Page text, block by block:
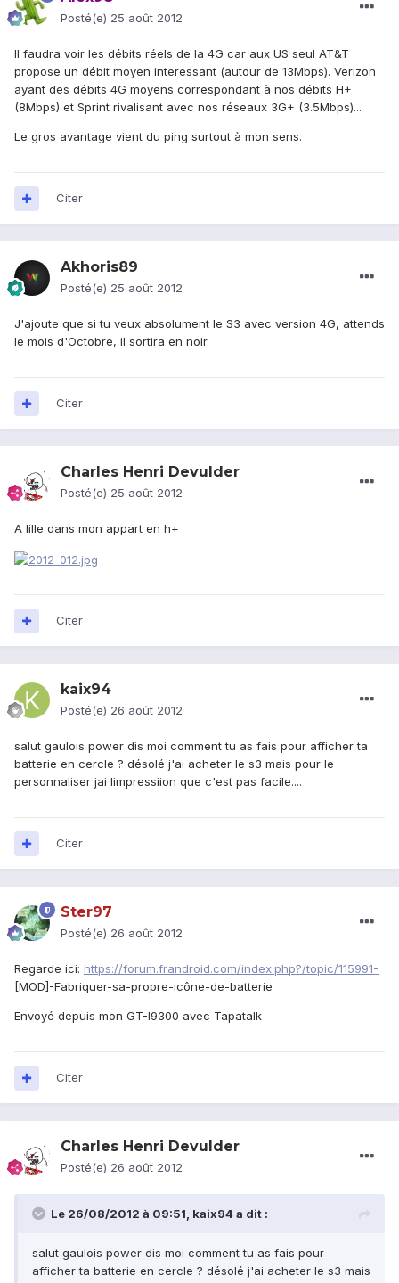
Posté(e) 25 août 2012
Il faudra voir les débits réels de la 4G car aux US seul AT&T
propose un débit moyen interessant (autour de 13Mbps). Verizon
ayant des débits 4G moyens correspondant à nos débits H+
(8Mbps) et Sprint rivalisant avec nos réseaux 3G+ (3.5Mbps)...
Le gros avantage vient du ping surtout à mon sens.
Citer
Akhoris89
Posté(e) 25 août 2012
J'ajoute que si tu veux absolument le S3 avec version 4G, attends
le mois d'Octobre, il sortira en noir
Citer
Charles Henri Devulder
Posté(e) 25 août 2012
A lille dans mon appart en h+
Citer
kaix94
Posté(e) 26 août 2012
salut gaulois power dis moi comment tu as fais pour afficher ta
batterie en cercle ? désolé j'ai acheter le s3 mais pour le
personnaliser jai limpressiion que c'est pas facile....
Citer
Ster97
Posté(e) 26 août 2012
Regarde ici: https://forum.frandroid.com/index.php?/topic/115991-
[MOD]-Fabriquer-sa-propre-icône-de-batterie
Envoyé depuis mon GT-I9300 avec Tapatalk
Citer
Charles Henri Devulder
Posté(e) 26 août 2012
Le 26/08/2012 à 09:51, kaix94 a dit :
salut gaulois power dis moi comment tu as fais pour
afficher ta batterie en cercle ? désolé j'ai acheter le s3 mais